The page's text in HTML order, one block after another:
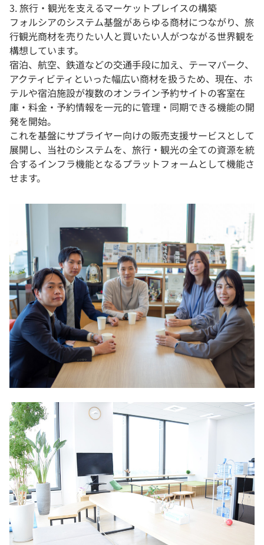
3. 旅行・観光を支えるマーケットプレイスの構築
フォルシアのシステム基盤があらゆる商材につながり、旅
行観光商材を売りたい人と買いたい人がつながる世界観を
構想しています。
宿泊、航空、鉄道などの交通手段に加え、テーマパーク、
アクティビティといった幅広い商材を扱うため、現在、ホ
テルや宿泊施設が複数のオンライン予約サイトの客室在
庫・料金・予約情報を一元的に管理・同期できる機能の開
発を開始。
これを基盤にサプライヤー向けの販売支援サービスとして
展開し、当社のシステムを、旅行・観光の全ての資源を統
合するインフラ機能となるプラットフォームとして機能さ
せます。